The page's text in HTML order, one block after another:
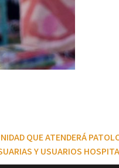
QUE ATENDERÁ
Y USUARIOS